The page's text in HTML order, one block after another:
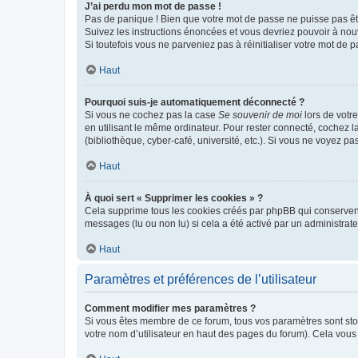
J’ai perdu mon mot de passe !
Pas de panique ! Bien que votre mot de passe ne puisse pas
Suivez les instructions énoncées et vous devriez pouvoir à
Si toutefois vous ne parveniez pas à réinitialiser votre mot de
Haut
Pourquoi suis-je automatiquement déconnecté ?
Si vous ne cochez pas la case Se souvenir de moi lors de
en utilisant le même ordinateur. Pour rester connecté, cochez
(bibliothèque, cyber-café, université, etc.). Si vous ne voyez
Haut
À quoi sert « Supprimer les cookies » ?
Cela supprime tous les cookies créés par phpBB qui
messages (lu ou non lu) si cela a été activé par un
Haut
Paramètres et préférences de l’utilisateur
Comment modifier mes paramètres ?
Si vous êtes membre de ce forum, tous vos paramètres sont
votre nom d’utilisateur en haut des pages du forum). Cela